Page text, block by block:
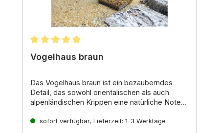
Durchschnittliche Bewertung von 5 von 5
Vogelhaus braun
Das Vogelhaus braun ist ein bezauberndes
Detail, das sowohl orientalischen als auch
alpenländischen Krippen eine natürliche Note
zwischen Mensch und Tier und bereichert Ihre
sofort verfügbar, Lieferzeit: 1-3 Werktage